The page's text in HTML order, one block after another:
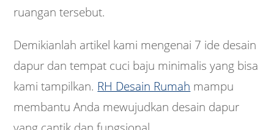
ruangan tersebut.
Demikianlah artikel kami mengenai 7 ide desain
dapur dan tempat cuci baju minimalis yang bisa
kami tampilkan. RH Desain Rumah mampu
membantu Anda mewujudkan desain dapur